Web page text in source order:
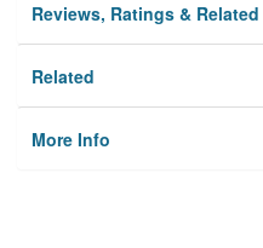
Reviews, Ratings &
Related
More Info